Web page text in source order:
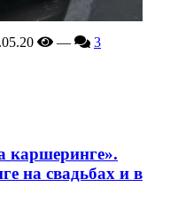
— 3
каршеринге».
на свадьбах и в